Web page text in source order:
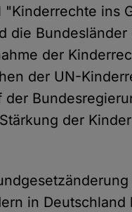
ins
die
der
der UN-
der
in Deutschland